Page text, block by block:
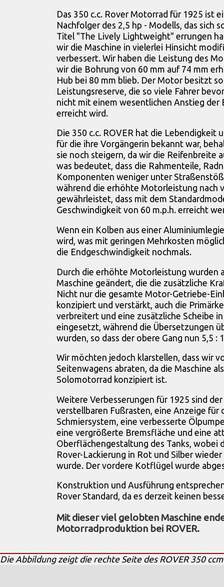
Das 350 c.c. Rover Motorrad für 1925 ist
Nachfolger des 2,5 hp - Modells, das sich
Titel "The Lively Lightweight" errungen
wir die Maschine in vielerlei Hinsicht
verbessert. Wir haben die Leistung des
wir die Bohrung von 60 mm auf 74 mm
Hub bei 80 mm blieb. Der Motor besitzt
Leistungsreserve, die so viele Fahrer
nicht mit einem wesentlichen Anstieg der
erreicht wird.
Die 350 c.c. ROVER hat die Lebendigkeit
für die ihre Vorgängerin bekannt war,
sie noch steigern, da wir die Reifenbreite
was bedeutet, dass die Rahmenteile,
Komponenten weniger unter
während die erhöhte Motorleistung nach
gewährleistet, dass mit dem
Geschwindigkeit von 60 m.p.h. erreicht
Wenn ein Kolben aus einer
wird, was mit geringen Mehrkosten
die Endgeschwindigkeit nochmals.
Durch die erhöhte Motorleistung wurden
Maschine geändert, die die zusätzliche
Nicht nur die gesamte Motor-Getriebe-
konzipiert und verstärkt, auch die
verbreitert und eine zusätzliche Scheibe
eingesetzt, während die Übersetzungen
wurden, so dass der obere Gang nun 5,5 :
Wir möchten jedoch klarstellen, dass wir
Seitenwagens abraten, da die Maschine
Solomotorrad konzipiert ist.
Weitere Verbesserungen für 1925 sind
verstellbaren Fußrasten, eine Anzeige für
Schmiersystem, eine verbesserte
eine vergrößerte Bremsfläche und eine
Oberflächengestaltung des Tanks, wobei
Rover-Lackierung in Rot und Silber
wurde. Der vordere Kotflügel wurde
Konstruktion und Ausführung
Rover Standard, da es derzeit keinen
Mit dieser viel gelobten Maschine
Motorradproduktion bei ROVER.
Die Abbildung zeigt die rechte Seite des ROVER 350